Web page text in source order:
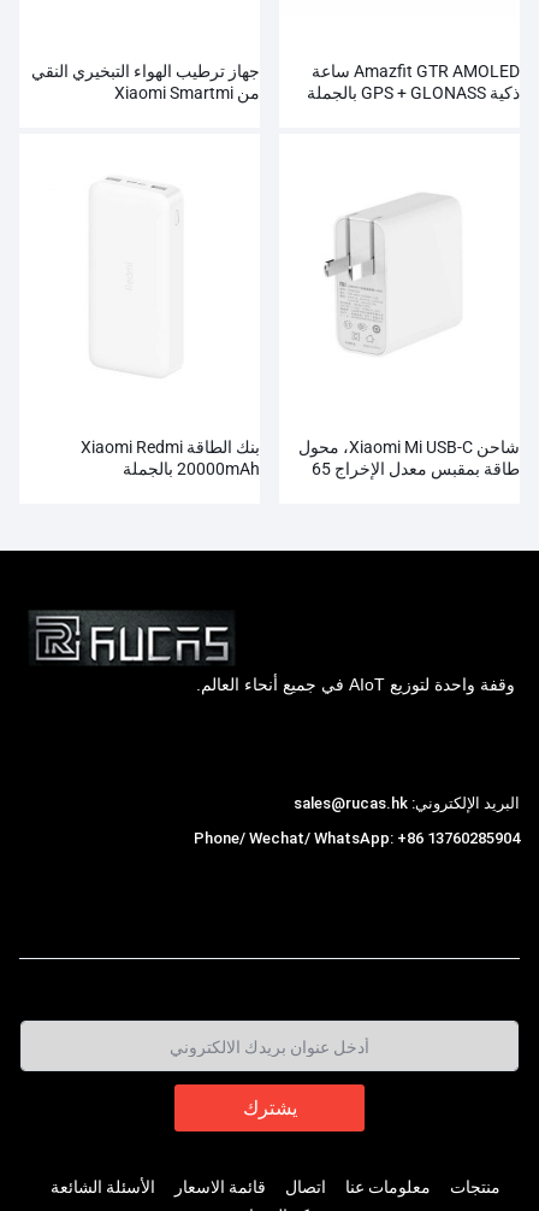
Amazfit GTR AMOLED ساعة
ذكية GPS + GLONASS بالجملة
جهاز ترطيب الهواء التبخيري النقي
من Xiaomi Smartmi
شاحن Xiaomi Mi USB-C، محول
طاقة بمقبس معدل الإخراج 65
بنك الطاقة Xiaomi Redmi
20000mAh بالجملة
وقفة واحدة لتوزيع AIoT في جميع أنحاء العالم.
البريد الإلكتروني: sales@rucas.hk
Phone/ Wechat/ WhatsApp: +86 13760285904
منتجات معلومات عنا اتصال قائمة الاسعار
الأسئلة الشائعة